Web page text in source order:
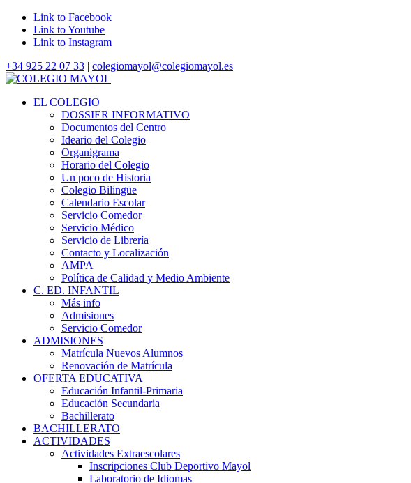
Link to Facebook
Link to Youtube
Link to Instagram
+34 925 22 07 33 | colegiomayol@colegiomayol.es
EL COLEGIO
DOSSIER INFORMATIVO
Documentos del Centro
Ideario del Colegio
Organigrama
Horario del Colegio
Un poco de Historia
Colegio Bilingüe
Calendario Escolar
Servicio Comedor
Servicio Médico
Servicio de Librería
Contacto y Localización
AMPA
Política de Calidad y Medio Ambiente
C. ED. INFANTIL
Más info
Admisiones
Servicio Comedor
ADMISIONES
Matrícula Nuevos Alumnos
Renovación de Matrícula
OFERTA EDUCATIVA
Educación Infantil-Primaria
Educación Secundaria
Bachillerato
BACHILLERATO
ACTIVIDADES
Actividades Extraescolares
Inscripciones Club Deportivo Mayol
Laboratorio de Idiomas